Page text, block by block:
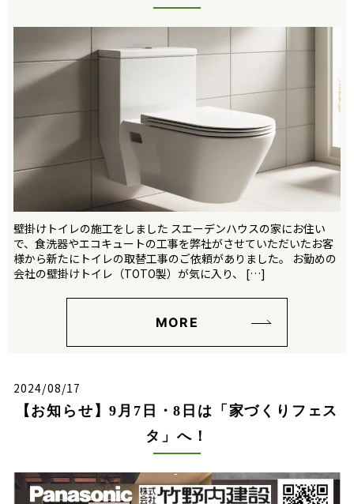
壁掛けトイレの施工をしました スエーデンハウスの家にお住い
で、食洗器やエコキュートの工事を弊社がさせていただいたお客
様から新たにトイレの取替工事のご依頼がありました。 お勤めの
会社の壁掛けトイレ（TOTO製）が気に入り、 […]
MORE
2024/08/17
【お知らせ】9月7日・8日は「家づくりフェス
タ」へ！